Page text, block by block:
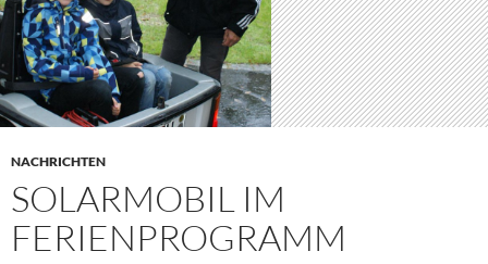
NACHRICHTEN
SOLARMOBIL IM
FERIENPROGRAMM